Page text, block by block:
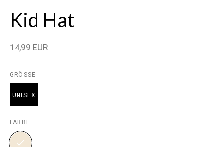
Kid Hat
14,99 EUR
GRÖSSE
UNISEX
FARBE